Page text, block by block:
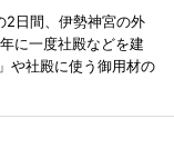
2日間、伊勢神宮の外
に一度社殿などを建
や社殿に使う御用材の